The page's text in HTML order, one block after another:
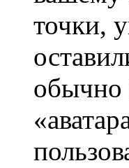
точки,
обычно